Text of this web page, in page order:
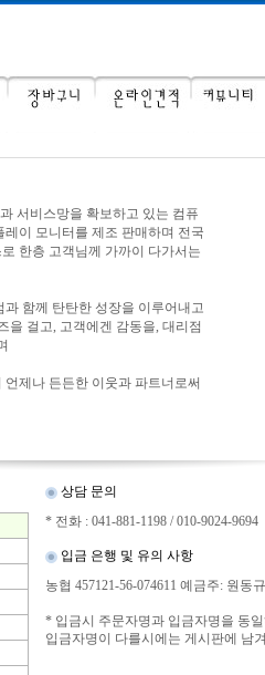
서비스망을 확보하고 있는 컴퓨
이 모니터를 제조 판매하며 전국
한층 고객님께 가까이 다가서는
함께 탄탄한 성장을 이루어내고
을 걸고, 고객에겐 감동을, 대리점
제나 든든한 이웃과 파트너로써
상담 문의
* 전화 : 041-881-1198 / 010-9024-9694
입금 은행 및 유의 사항
농협 457121-56-074611 예금주: 원동규
* 입금시 주문자명과 입금자명을 동
입금자명이 다를시에는 게시판에 남